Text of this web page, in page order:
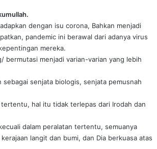
dengan isu corona, Bahkan menjadi
pandemic ini berawal dari adanya virus
mereka.
bermutasi menjadi varian-varian yang lebih
senjata biologis, senjata pemusnah
hal itu tidak terlepas dari Irodah dan
dalam peralatan tertentu, semuanya
langit dan bumi, dan Dia berkuasa atas